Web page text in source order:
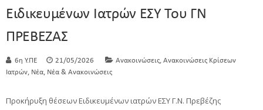
Ειδικευμένων Ιατρών ΕΣΥ Του ΓΝ
ΠΡΕΒΕΖΑΣ
6η Υ.ΠΕ 21/05/2026 Ανακοινώσεις, Ανακοινώσεις Κρίσεων
Ιατρών, Νέα, Νέα & Ανακοινώσεις
Προκήρυξη θέσεων Ειδικευμένων ιατρών ΕΣΥ Γ.Ν. Πρεβέζης